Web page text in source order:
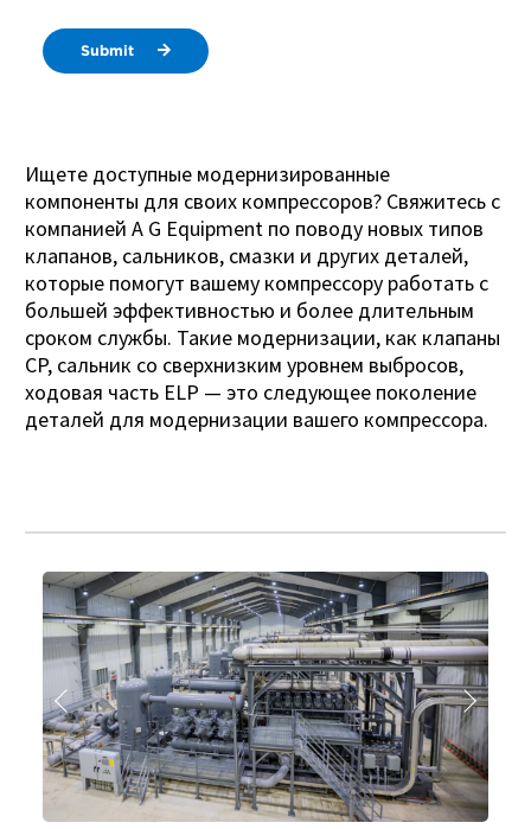
Submit
Ищете доступные модернизированные
компоненты для своих компрессоров? Свяжитесь с
компанией A G Equipment по поводу новых типов
клапанов, сальников, смазки и других деталей,
которые помогут вашему компрессору работать с
большей эффективностью и более длительным
сроком службы. Такие модернизации, как клапаны
CP, сальник со сверхнизким уровнем выбросов,
ходовая часть ELP — это следующее поколение
деталей для модернизации вашего компрессора.
Назад Далее